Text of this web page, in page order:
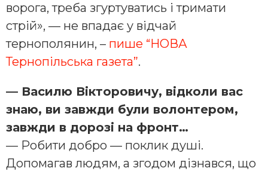
ворога, треба згуртуватись і тримати
стрій», — не впадає у відчай
тернополянин, – пише “НОВА
Тернопільська газета”.
— Василю Вікторовичу, відколи вас
знаю, ви завжди були волонтером,
завжди в дорозі на фронт…
— Робити добро — поклик душі.
Допомагав людям, а згодом дізнався, що